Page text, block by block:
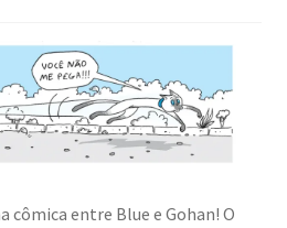
cômica entre Blue e Gohan! O